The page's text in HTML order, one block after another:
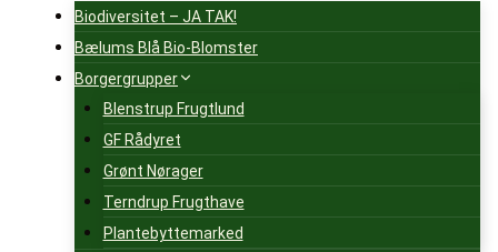
Biodiversitet – JA TAK!
Bælums Blå Bio-Blomster
Borgergrupper
Blenstrup Frugtlund
GF Rådyret
Grønt Nørager
Terndrup Frugthave
Plantebyttemarked